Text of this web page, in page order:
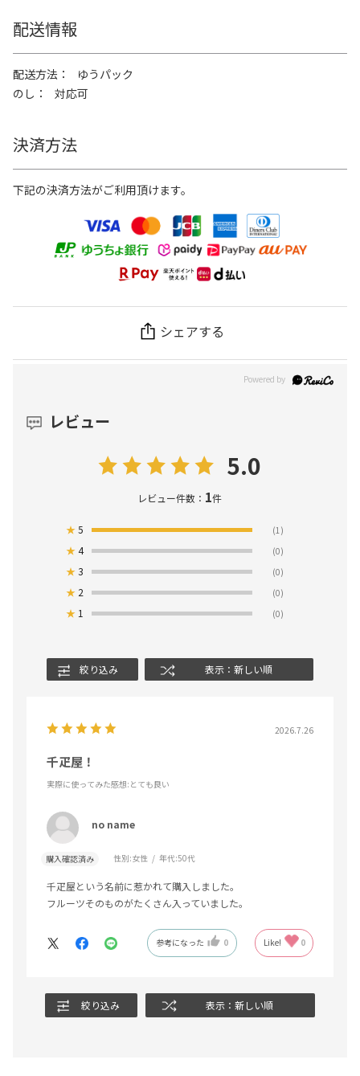
配送情報
配送方法
ゆうパック
のし
対応可
決済方法
下記の決済方法がご利用頂けます。
シェアする
レビュー
5.0
レビュー件数： 1件
★5 (1)
★4 (0)
★3 (0)
★ 2 (0)
★ 1 (0)
絞り込み 表示：新しい順
2026.7.26
千疋屋！
実際に使ってみた感想:とても良い
no name
購入確認済み 性別:女性 年代:50代
千疋屋という名前に惹かれて購入しました。
フルーツそのものがたくさん入っていました。
参考になった 0 Like! 0
絞り込み 表示：新しい順